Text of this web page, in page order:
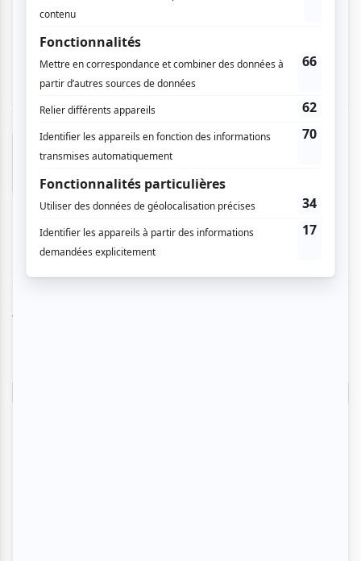
Tania R. - 2026-02-08 22:18:33
Le film était incoyable. J'ai adoré le fait que Will
poursuivait ses rêves et a réussi. Le film a bien
été animer. Bref le film est vraiment bon.
Vous devez être connecté pour